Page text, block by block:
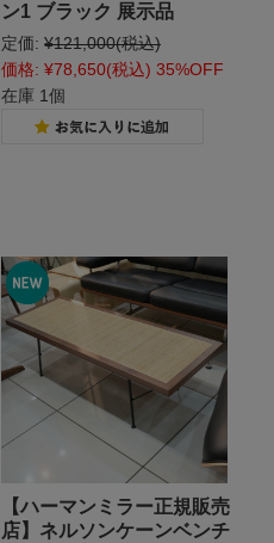
ン1 ブラック 展示品
定価: ¥121,000(税込)
価格: ¥78,650(税込) 35%OFF
在庫 1個
【ハーマンミラー正規販売
店】ネルソンケーンベンチ